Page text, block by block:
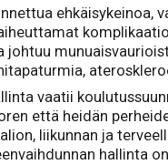
johtuu
vaatii
että heidän
liikunnan ja
hallinta